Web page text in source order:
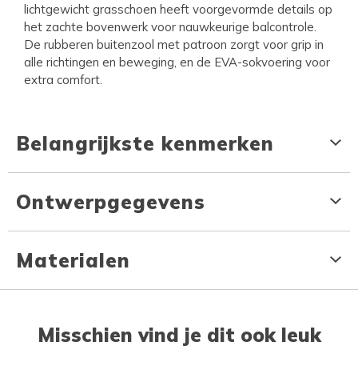
lichtgewicht grasschoen heeft voorgevormde details op
het zachte bovenwerk voor nauwkeurige balcontrole.
De rubberen buitenzool met patroon zorgt voor grip in
alle richtingen en beweging, en de EVA-sokvoering voor
extra comfort.
Belangrijkste kenmerken
Ontwerpgegevens
Materialen
Misschien vind je dit ook leuk